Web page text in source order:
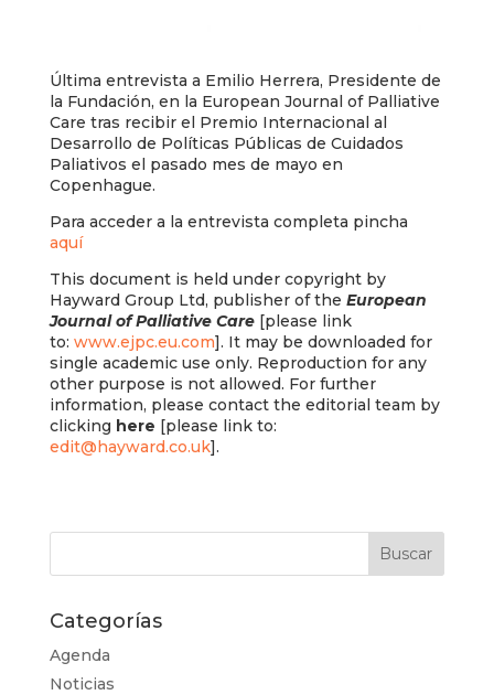
Última entrevista a Emilio Herrera, Presidente de
la Fundación, en la European Journal of Palliative
Care tras recibir el Premio Internacional al
Desarrollo de Políticas Públicas de Cuidados
Paliativos el pasado mes de mayo en
Copenhague.
Para acceder a la entrevista completa pincha
aquí
This document is held under copyright by
Hayward Group Ltd, publisher of the European
Journal of Palliative Care[please link
to: www.ejpc.eu.com]. It may be downloaded for
single academic use only. Reproduction for any
other purpose is not allowed. For further
information, please contact the editorial team by
clicking here [please link to:
edit@hayward.co.uk].
Categorías
Agenda
Noticias